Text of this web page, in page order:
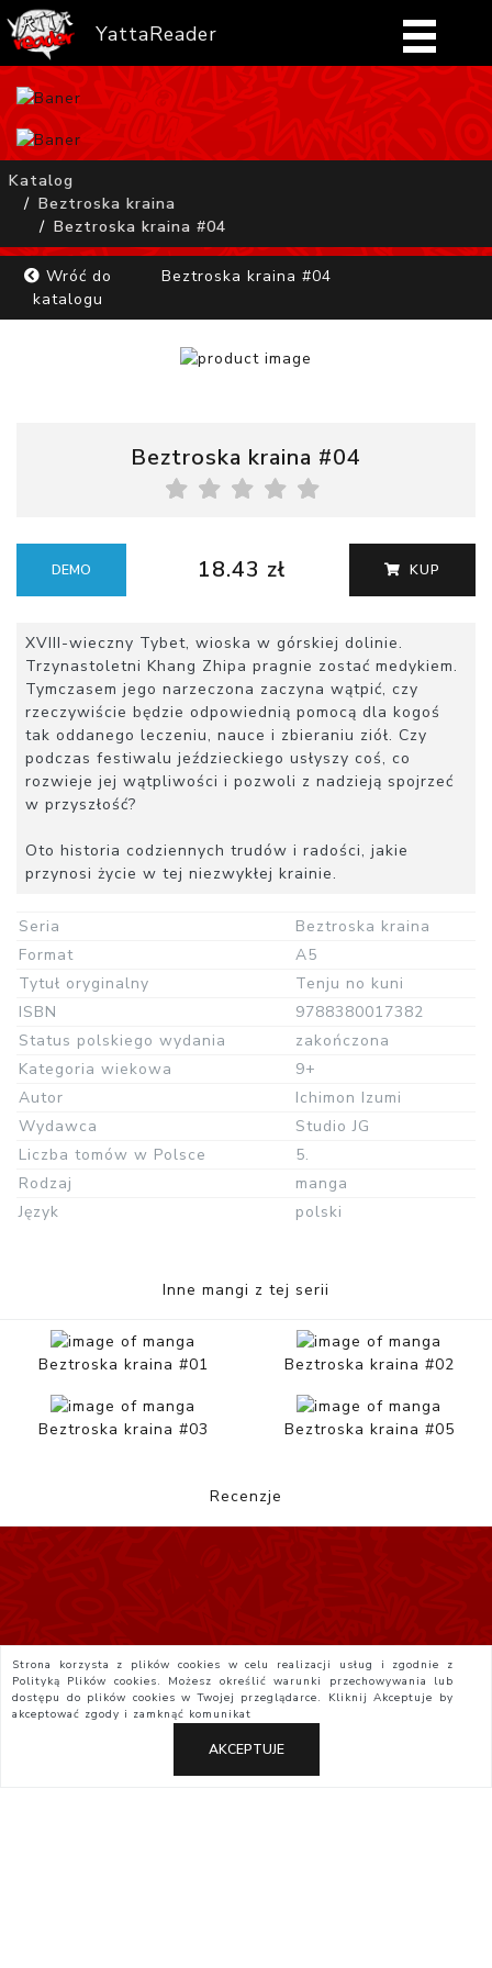
YattaReader
Home
FAQ
Mangi
Katalog
Beztroska kraina
Beztroska kraina #04
Wróć do
katalogu
Beztroska kraina #04
Beztroska kraina #04
DEMO 18.43 zł KUP
XVIII-wieczny Tybet, wioska w górskiej dolinie.
Trzynastoletni Khang Zhipa pragnie zostać medykiem.
Tymczasem jego narzeczona zaczyna wątpić, czy
rzeczywiście będzie odpowiednią pomocą dla kogoś
tak oddanego leczeniu, nauce i zbieraniu ziół. Czy
podczas festiwalu jeździeckiego usłyszy coś, co
rozwieje jej wątpliwości i pozwoli z nadzieją spojrzeć
w przyszłość?
Oto historia codziennych trudów i radości, jakie
przynosi życie w tej niezwykłej krainie.
Seria
Beztroska kraina
Format
A5
Tytuł oryginalny
Tenju no kuni
ISBN
9788380017382
Status polskiego wydania
zakończona
Kategoria wiekowa
9+
Autor
Ichimon Izumi
Wydawca
Studio JG
Liczba tomów w Polsce
5.
Rodzaj
manga
Język
polski
Inne mangi z tej serii
Beztroska kraina #01 Beztroska kraina #02
Beztroska kraina #03 Beztroska kraina #05
Recenzje
Strona korzysta z plików cookies w celu realizacji usług i zgodnie z
Polityką Plików cookies. Możesz określić warunki przechowywania lub
dostępu do plików cookies w Twojej przeglądarce. KliknijAkceptuje by
akceptować zgody i zamknąć komunikat
AKCEPTUJE